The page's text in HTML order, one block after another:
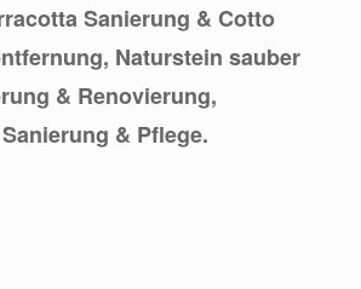
Sanierung & Cotto
Naturstein sauber
& Renovierung,
& Pflege.